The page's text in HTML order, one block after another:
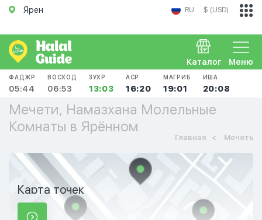
Ярен RU $ (USD)
Меню
Каталог
ФАДЖР
05:44
ВОСХОД
06:53
ЗУХР
13:03
АСР
16:20
МАГРИБ
19:01
ИША
20:08
Мечети, Намазхана Молельные
Комнаты в Ярённом
Главная Мечеть
Карта точек